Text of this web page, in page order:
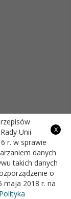
x
Unii
r. w sprawie
danych
takich danych
o
maja 2018 r. na
Polityka